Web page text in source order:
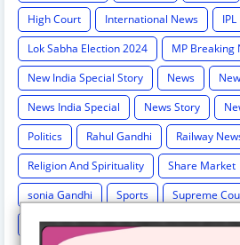
High Court
International News IPL
Lok Sabha Election 2024
MP Breaking
New India Special Story
News
News India Special
News Story
Politics
Rahul Gandhi Railway
Religion And Spirituality
Share Market
sonia Gandhi
Sports Supreme
Train Cancel
Uttarpradesh